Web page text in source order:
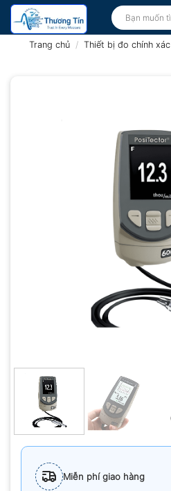
Bỏ
qua
Tìm
kiếm:
Trang chủ / Thiết bị đo chính xác
Miễn phí giao hàng